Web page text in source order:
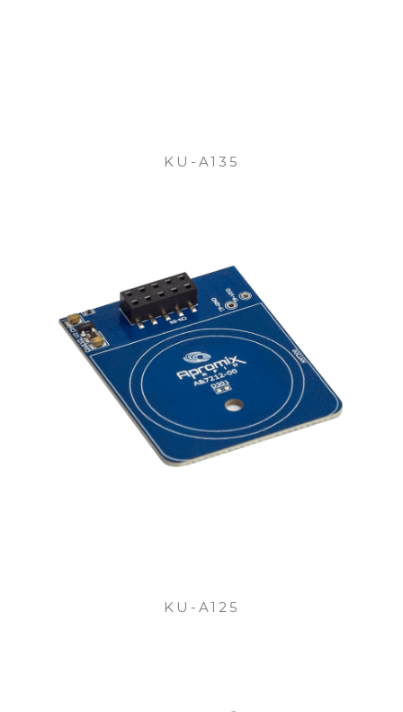
KU-A135
KU-A125